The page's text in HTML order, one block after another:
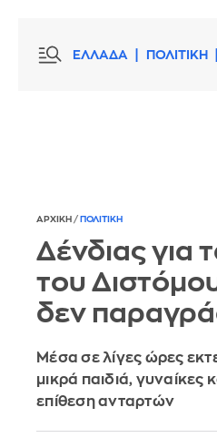
ΕΛΛΑΔΑ ΠΟΛΙΤΙΚΗ
ΑΡΧΙΚΗ / ΠΟΛΙΤΙΚΗ
Δένδιας για
του
δεν
Μέσα σε λίγες ώρες
μικρά παιδιά, γυναίκες
επίθεση ανταρτών